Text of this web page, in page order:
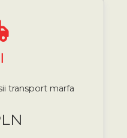
transport marfa